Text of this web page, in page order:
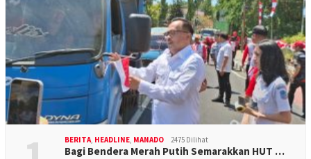
BERITA HEADLINE MANADO 2475 Dilihat
Bagi Bendera Merah Putih Semarakkan HUT …